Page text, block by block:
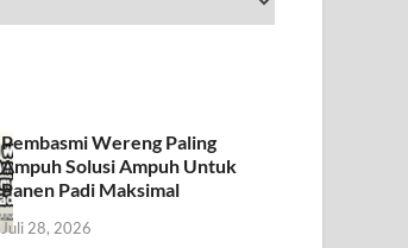
Pembasmi Wereng Paling
Ampuh Solusi Ampuh Untuk
Panen Padi Maksimal
Juli 28, 2026